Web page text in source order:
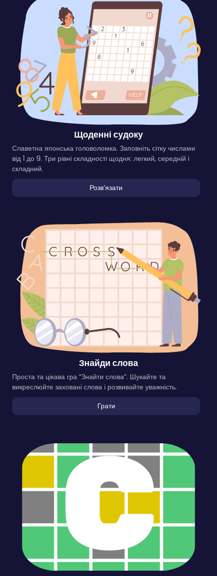
Щоденні судоку
Славетна японська головоломка. Заповніть сітку числами
від 1 до 9. Три рівні складності щодня: легкий, середній і
складний.
Розвʼязати
Знайди слова
Проста та цікава гра “Знайти слова”. Шукайте та
викреслюйте заховані слова і розвивайте уважність.
Грати